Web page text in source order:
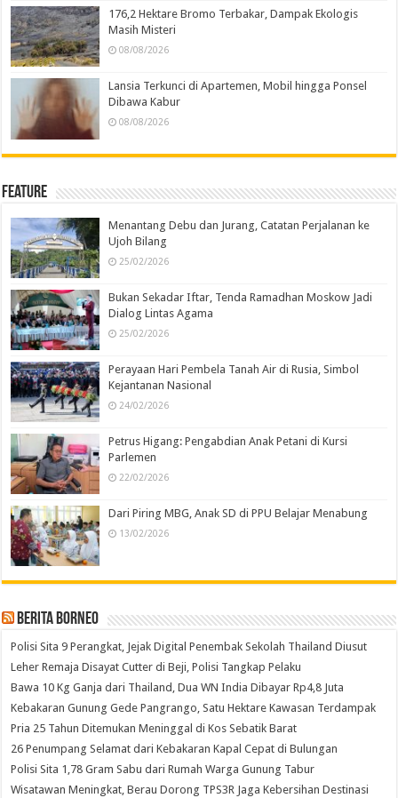
176,2 Hektare Bromo Terbakar, Dampak Ekologis
Masih Misteri
08/08/2026
Lansia Terkunci di Apartemen, Mobil hingga Ponsel
Dibawa Kabur
08/08/2026
Feature
Menantang Debu dan Jurang, Catatan Perjalanan ke
Ujoh Bilang
25/02/2026
Bukan Sekadar Iftar, Tenda Ramadhan Moskow Jadi
Dialog Lintas Agama
25/02/2026
Perayaan Hari Pembela Tanah Air di Rusia, Simbol
Kejantanan Nasional
24/02/2026
Petrus Higang: Pengabdian Anak Petani di Kursi
Parlemen
22/02/2026
Dari Piring MBG, Anak SD di PPU Belajar Menabung
13/02/2026
Berita Borneo
Polisi Sita 9 Perangkat, Jejak Digital Penembak Sekolah Thailand Diusut
Leher Remaja Disayat Cutter di Beji, Polisi Tangkap Pelaku
Bawa 10 Kg Ganja dari Thailand, Dua WN India Dibayar Rp4,8 Juta
Kebakaran Gunung Gede Pangrango, Satu Hektare Kawasan Terdampak
Pria 25 Tahun Ditemukan Meninggal di Kos Sebatik Barat
26 Penumpang Selamat dari Kebakaran Kapal Cepat di Bulungan
Polisi Sita 1,78 Gram Sabu dari Rumah Warga Gunung Tabur
Wisatawan Meningkat, Berau Dorong TPS3R Jaga Kebersihan Destinasi